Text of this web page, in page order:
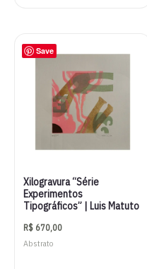
Save
Xilogravura “Série
Experimentos
Tipográficos” | Luis Matuto
R$ 670,00
Abstrato